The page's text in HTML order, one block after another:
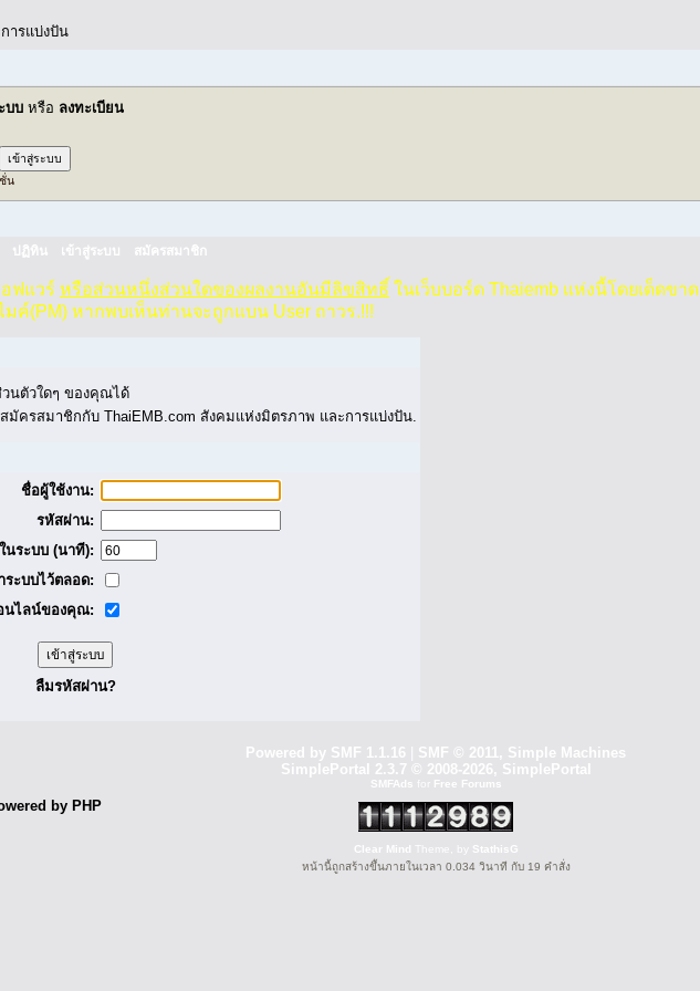
บบ หรือ ลงทะเบียน
น
ปฏิทิน เข้าสู่ระบบ สมัครสมาชิก
ฟแวร์ หรือส่วนหนึ่งส่วนใดของผลงานอันมีลิขสิทธิ์ ในเว็บบอร์ด Thaiemb แห่งนี้โดยเด็ดขาด
ค์(PM) หากพบเห็นท่านจะถูกแบน User ถาวร.!!!
นตัวใดๆ ของคุณได้
มัครสมาชิกกับ ThaiEMB.com สังคมแห่งมิตรภาพ และการแบ่งปัน.
ชื่อผู้ใช้งาน:
รหัสผ่าน:
นระบบ (นาที):
ระบบไว้ตลอด:
นไลน์ของคุณ:
ลืมรหัสผ่าน?
Powered by SMF 1.1.16
SMF © 2011, Simple Machines
SimplePortal 2.3.7 © 2008-2026, SimplePortal
SMFAds for Free Forums
Clear Mind Theme, by
StathisG
หน้านี้ถูกสร้างขึ้นภายในเวลา 0.034 วินาที กับ 19 คำสั่ง